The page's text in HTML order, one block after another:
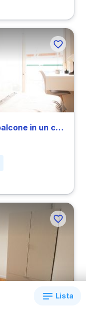
Comodo camera doppia con balcone in un coliving con 4 camere in Derecha de Eixample
Lista